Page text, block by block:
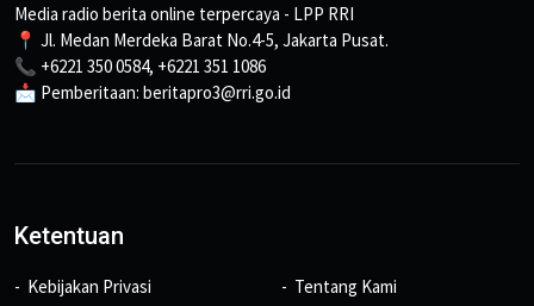
Media radio berita online terpercaya - LPP RRI
📍 Jl. Medan Merdeka Barat No.4-5, Jakarta Pusat.
📞 +6221 350 0584, +6221 351 1086
📩 Pemberitaan: beritapro3@rri.go.id
Ketentuan
Kebijakan Privasi
Tentang Kami